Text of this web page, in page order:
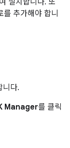
설치합니다. 또
를 추가해야 합니
니다.
Manager를 클릭